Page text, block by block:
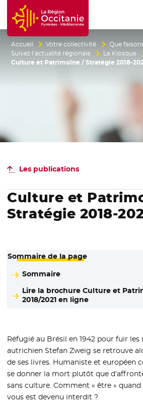
Accueil Région Occitanie /
Accueil Votre collectivité
Que
Suivez l’actualité régionale
Le Kiosque
Culture et Patrimoine / Stratégie 2018-
Les publications
Culture et
Stratégie 2018-
Sommaire de la page
Sommaire
Lire la brochure Culture et
2018/2021 en ligne
Réfugié au Brésil en 1942 pour fuir les
autrichien Stefan Zweig se retrouve
de ses livres. Humaniste et européen
se donner la mort plutôt que
sans culture. Comment « être » quand
vous est devenu interdit ?